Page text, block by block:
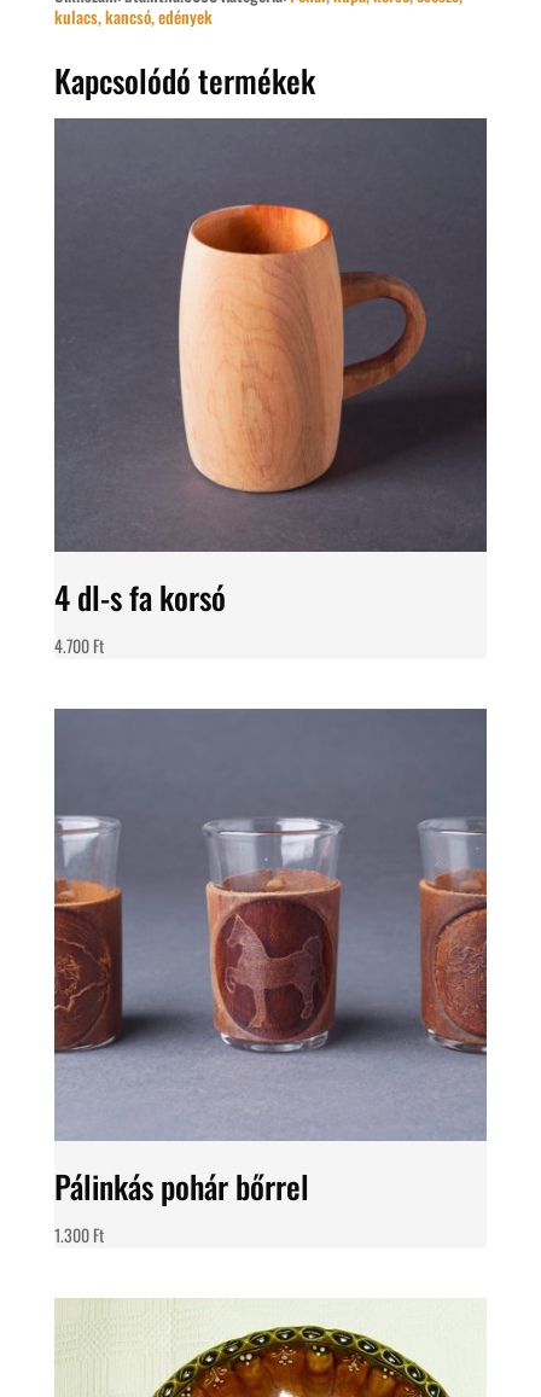
kulacs, kancsó, edények
Kapcsolódó termékek
4 dl-s fa korsó
4.700Ft
Pálinkás pohár bőrrel
1.300Ft